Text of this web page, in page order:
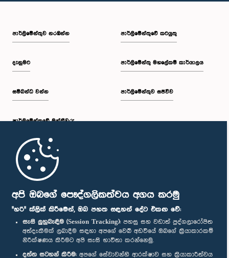
අපි ඔබගේ පෞද්ගලිකත්වය අගය කරමු
"හරි" ක්ලික් කිරීමෙන්, ඔබ පහත සඳහන් දේට එකඟ වේ:
සැසි ලුහුබැඳීම (Session Tracking): පහසු සහ වඩාත් පුද්ගලාරෝපිත
අත්දැකීමක් ලබාදීම සඳහා අපගේ වෙබ් අඩවියේ ඔබගේ ක්‍රියාකාරකම්
නිරීක්ෂණය කිරීමට අපි සැසි භාවිතා කරන්නෙමු.
දත්ත සටහන් කිරීම: අපගේ සේවාවන්හි ආරක්ෂාව සහ ක්‍රියාකාරීත්වය
පාර්ලි‌මේන්තුව නරඹන්න
දැනුමට
සම්බන්ධ වන්න
පාර්ලි‌මේන්තුවේ මන්ත්‍රීවරු
මුල් පිටුව
පාර්ලිමේන්තුවේ කටයුතු
පාර්ලිමේන්තු මහලේකම් කාර්යාලය
පාර්ලිමේන්තුව සජීවීව
පාර්ලිමේන්තු ජංගම යෙදුම
අප හා සම්බන්ධ වී සිටින්න :